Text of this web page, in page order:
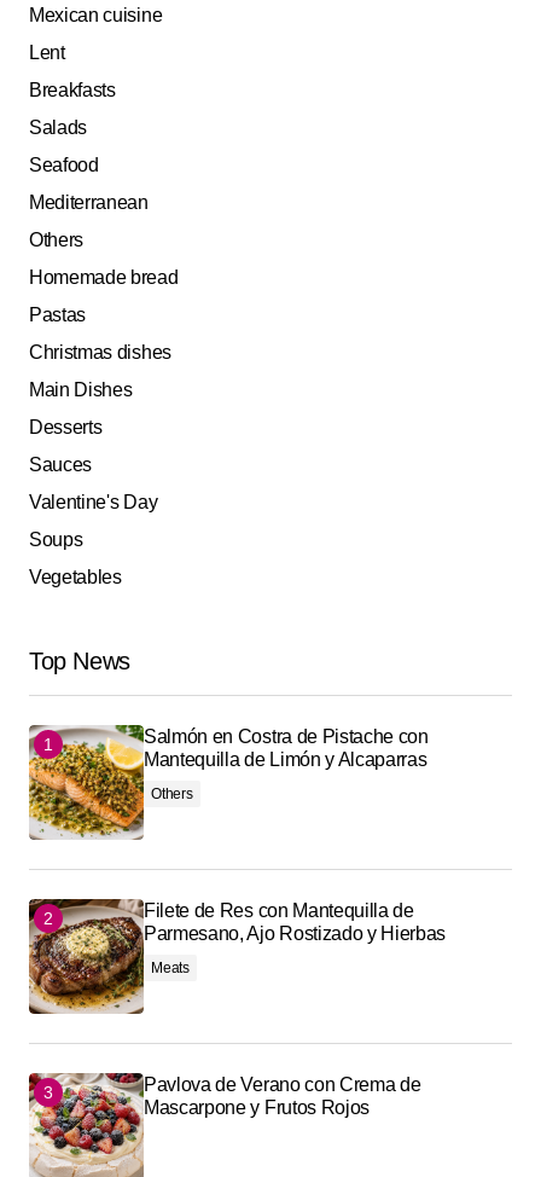
Mexican cuisine
Lent
Breakfasts
Salads
Seafood
Mediterranean
Others
Homemade bread
Pastas
Christmas dishes
Main Dishes
Desserts
Sauces
Valentine's Day
Soups
Vegetables
Top News
Salmón en Costra de Pistache con
Mantequilla de Limón y Alcaparras
Others
Filete de Res con Mantequilla de
Parmesano, Ajo Rostizado y Hierbas
Meats
Pavlova de Verano con Crema de
Mascarpone y Frutos Rojos